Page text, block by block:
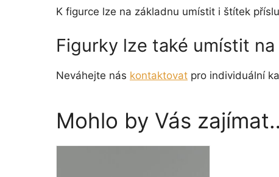
K figurce lze na základnu umístit i štítek
Figurky lze také umístit
Neváhejte nás kontaktovat pro individuální
Mohlo by Vás